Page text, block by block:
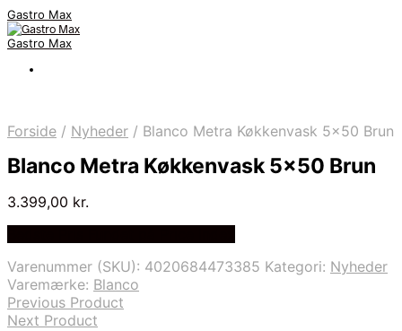
Gastro Max
Gastro Max
Forside / Nyheder / Blanco Metra Køkkenvask 5×50 Brun
Blanco Metra Køkkenvask 5×50 Brun
3.399,00 kr.
Varenummer (SKU): 4020684473385 Kategori: Nyheder
Varemærke: Blanco
Previous Product
Next Product